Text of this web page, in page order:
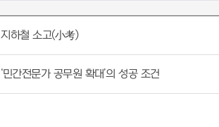
지하철 소고(小考)
‘민간전문가 공무원 확대’의 성공 조건